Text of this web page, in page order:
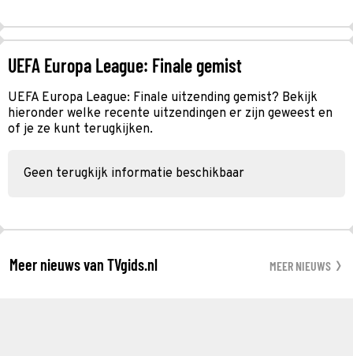
UEFA Europa League: Finale gemist
UEFA Europa League: Finale uitzending gemist? Bekijk
hieronder welke recente uitzendingen er zijn geweest en
of je ze kunt terugkijken.
Geen terugkijk informatie beschikbaar
Meer nieuws van TVgids.nl MEER NIEUWS